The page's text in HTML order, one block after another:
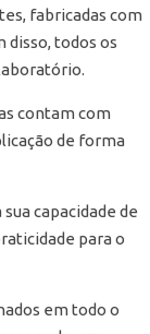
fabricadas com
disso, todos os
contam com
de forma
capacidade de
para o
em todo o